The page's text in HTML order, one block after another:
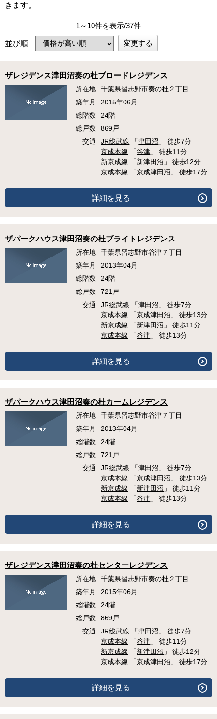
きます。
1～10件を表示/37件
並び順 変更する
ザレジデンス津田沼奏の杜ブロードレジデンス
所在地
千葉県習志野市奏の杜２丁目
築年月
2015年06月
総階数
24階
総戸数
869戸
交通
JR総武線 「津田沼 」 徒歩7分
京成本線 「谷津 」 徒歩11分
新京成線 「新津田沼 」 徒歩12分
京成本線 「京成津田沼 」 徒歩17分
詳細を見る
ザパークハウス津田沼奏の杜ブライトレジデンス
所在地
千葉県習志野市谷津７丁目
築年月
2013年04月
総階数
24階
総戸数
721戸
交通
JR総武線 「津田沼 」 徒歩7分
京成本線 「京成津田沼 」 徒歩13分
新京成線 「新津田沼 」 徒歩11分
京成本線 「谷津 」 徒歩13分
詳細を見る
ザパークハウス津田沼奏の杜カームレジデンス
所在地
千葉県習志野市谷津７丁目
築年月
2013年04月
総階数
24階
総戸数
721戸
交通
JR総武線 「津田沼 」 徒歩7分
京成本線 「京成津田沼 」 徒歩13分
新京成線 「新津田沼 」 徒歩11分
京成本線 「谷津 」 徒歩13分
詳細を見る
ザレジデンス津田沼奏の杜センターレジデンス
所在地
千葉県習志野市奏の杜２丁目
築年月
2015年06月
総階数
24階
総戸数
869戸
交通
JR総武線 「津田沼 」 徒歩7分
京成本線 「谷津 」 徒歩11分
新京成線 「新津田沼 」 徒歩12分
京成本線 「京成津田沼 」 徒歩17分
詳細を見る